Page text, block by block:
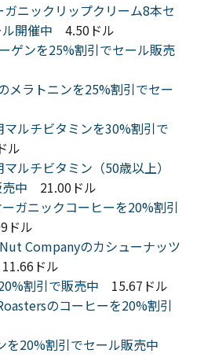
ニックリップクリーム8本セ
開催中 4.50ドル
ゲンを25%割引でセール販売
メラトニンを25%割引でセー
ルチビタミンを30%割引で
ル
ルチビタミン（50歳以上）
中 21.00ドル
ガニックコーヒーを20%割引
ドル
Companyのカシューナッツ
11.66ドル
割引で販売中 15.67ドル
のコーヒーを20%割引
を20%割引でセール販売中